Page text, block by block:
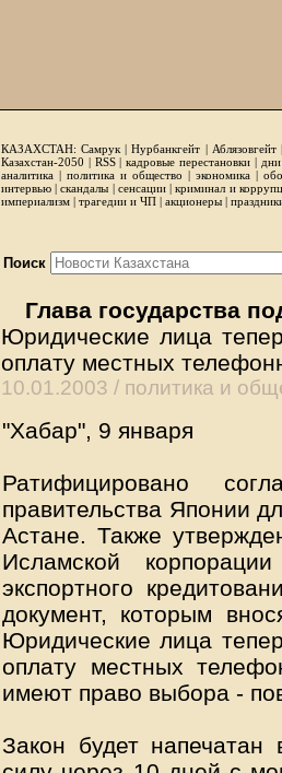
КАЗАХСТАН: Самрук |Нурбанкгейт | Аблязовгейт
Казахстан-2050 | RSS|кадровые перестановки|
аналитика | политика и общество | экономика |
интервью |скандалы | сенсации|криминал и
империализм | трагедии и ЧП | акционеры |
Поиск
Глава государства
Юридические лица
оплату местных
10.01.2003 / политика и
"Хабар", 9 января
Ратифицировано
правительства Японии
Астане. Также
Исламской
экспортного
документ, которым
Юридические лица
оплату местных
имеют право выбора -
Закон будет напечатан